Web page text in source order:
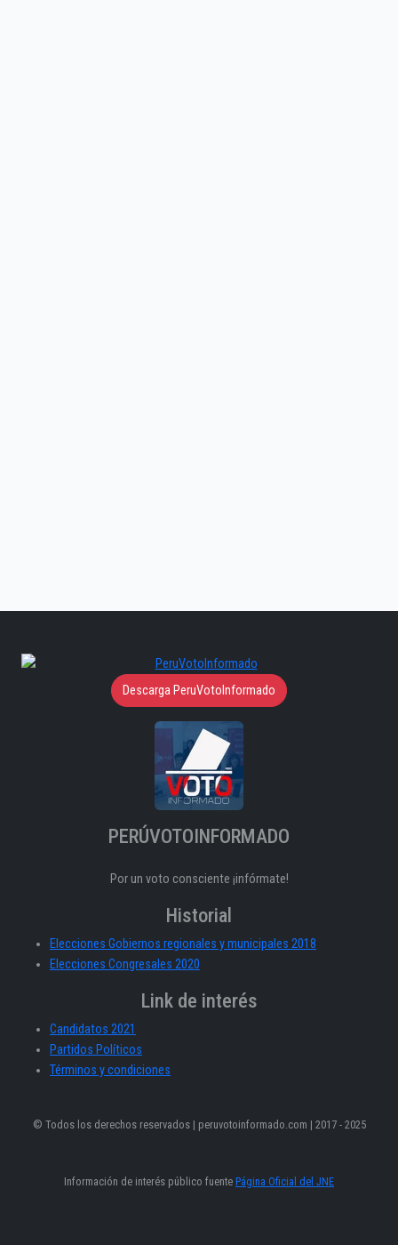
Descarga PeruVotoInformado
PERÚVOTOINFORMADO
Por un voto consciente ¡infórmate!
Historial
Elecciones Gobiernos regionales y municipales 2018
Elecciones Congresales 2020
Link de interés
Candidatos 2021
Partidos Políticos
Términos y condiciones
© Todos los derechos reservados | peruvotoinformado.com | 2017 - 2025
Información de interés público fuente Página Oficial del JNE